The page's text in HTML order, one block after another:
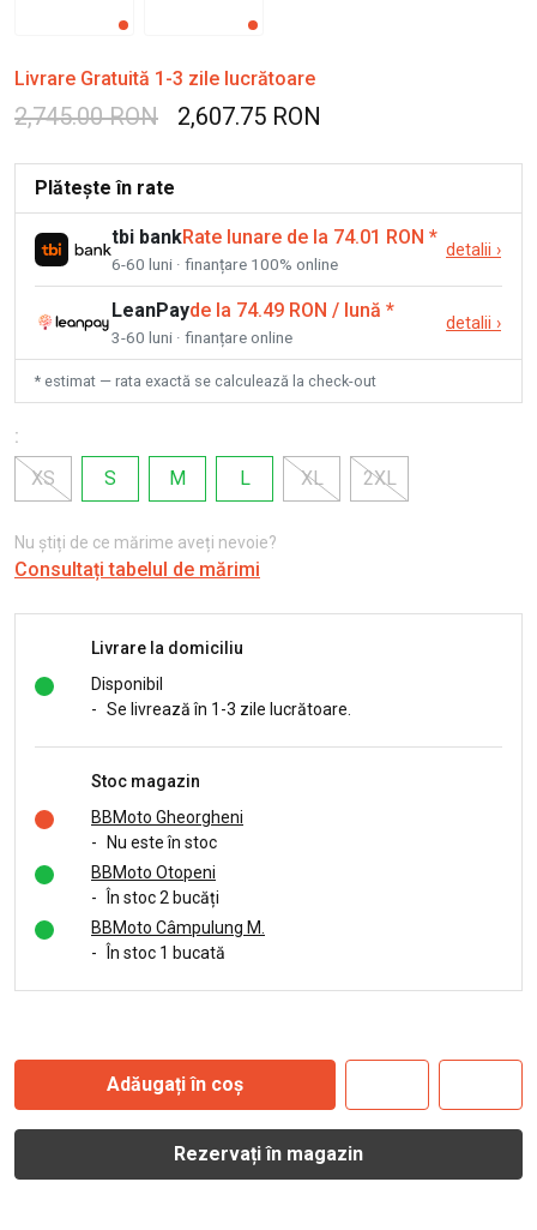
Livrare Gratuită 1-3 zile lucrătoare
2,745.00 RON 2,607.75 RON
Plătește în rate
tbi bankRate lunare de la 74.01 RON *
6-60 luni · finanțare 100% online
detalii ›
LeanPayde la 74.49 RON / lună *
3-60 luni · finanțare online
detalii ›
* estimat — rata exactă se calculează la check-out
:
XS
S M L XL 2XL
Nu știți de ce mărime aveți nevoie?
Consultați tabelul de mărimi
Livrare la domiciliu
Disponibil
- Se livrează în 1-3 zile lucrătoare.
Stoc magazin
BBMoto Gheorgheni
-
Nu este în stoc
BBMoto Otopeni
-
În stoc 2 bucăți
BBMoto Câmpulung M.
-
În stoc 1 bucată
Adăugați în coș
Rezervați în magazin